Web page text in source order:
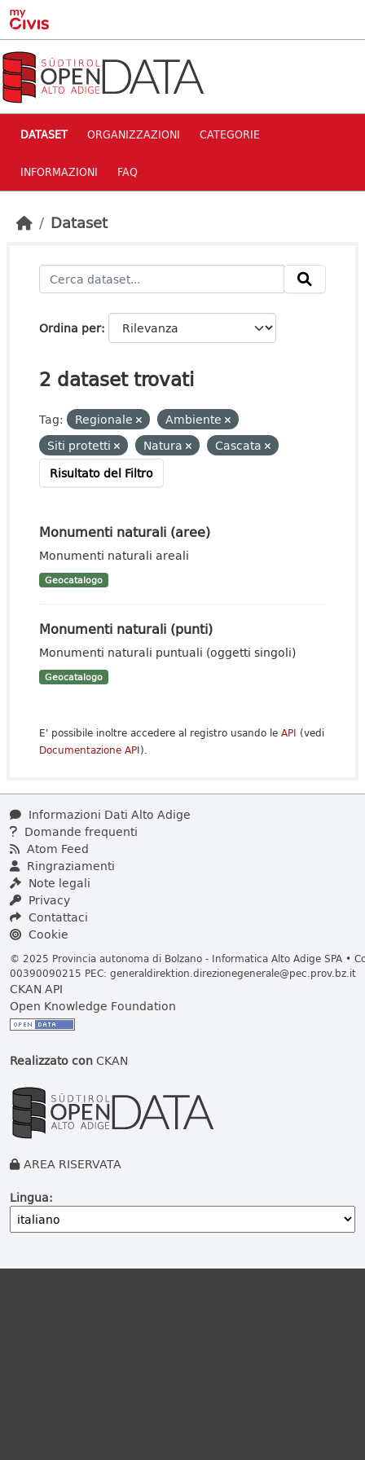
Skip to main content
DATASET ORGANIZZAZIONI CATEGORIE
INFORMAZIONI FAQ
Dataset
Ordina per
2 dataset trovati
Tag: Regionale
Ambiente
Siti protetti
Natura
Cascata
Risultato del Filtro
Monumenti naturali (aree)
Monumenti naturali areali
Geocatalogo
Monumenti naturali (punti)
Monumenti naturali puntuali (oggetti singoli)
Geocatalogo
E' possibile inoltre accedere al registro usando le API (vedi
Documentazione API).
Informazioni Dati Alto Adige
Domande frequenti
Atom Feed
Ringraziamenti
Note legali
Privacy
Contattaci
Cookie
© 2025 Provincia autonoma di Bolzano - Informatica Alto Adige SPA •
00390090215 PEC: generaldirektion.direzionegenerale@pec.prov.bz.it
CKAN API
Open Knowledge Foundation
Realizzato conCKAN
AREA RISERVATA
Lingua